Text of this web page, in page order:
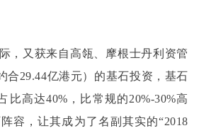
，又获来自高瓴、摩根士丹利资管
合29.44亿港元）的基石投资，基石
比高达40%，比常规的20%-30%高
容，让其成为了名副其实的“2018